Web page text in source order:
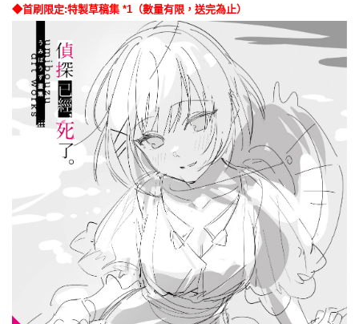
◆首刷限定:特製草稿集 *1（數量有限，送完為止）